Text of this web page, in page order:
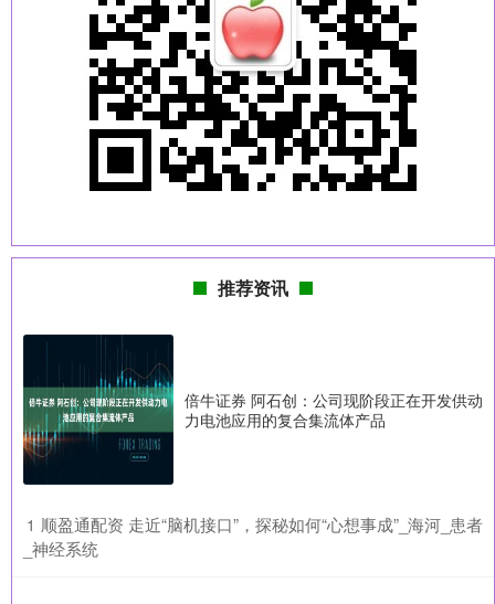
推荐资讯
倍牛证券 阿石创：公司现阶段正在开发供动
力电池应用的复合集流体产品
1 ​顺盈通配资 走近“脑机接口”，探秘如何“心想事成”_海河_患者
_神经系统